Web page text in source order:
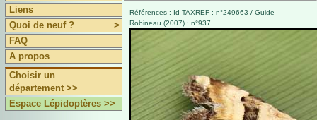
Liens
Quoi de neuf ?
>
FAQ
A propos
Choisir un
département >>
Espace Lépidoptères >>
Références : Id TAXREF : n°249663 / Guide
Robineau (2007) : n°937